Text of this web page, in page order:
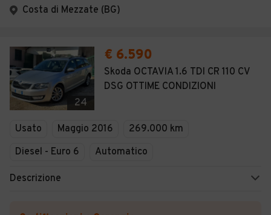
Costa di Mezzate (BG)
24
€ 6.590
Skoda OCTAVIA 1.6 TDI CR 110 CV
DSG OTTIME CONDIZIONI
Usato Maggio 2016
269.000 km
Diesel - Euro 6
Automatico
Descrizione